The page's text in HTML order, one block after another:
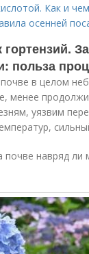
Как и
осенней
польза
в целом
менее
уязвим
навряд ли